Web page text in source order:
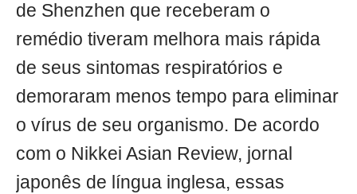
de Shenzhen que receberam o
remédio tiveram melhora mais rápida
de seus sintomas respiratórios e
demoraram menos tempo para eliminar
o vírus de seu organismo. De acordo
com o Nikkei Asian Review, jornal
japonês de língua inglesa, essas